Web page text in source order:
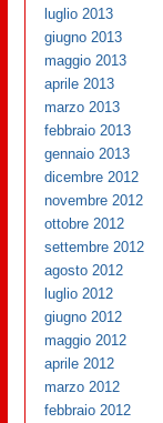
luglio 2013
giugno 2013
maggio 2013
aprile 2013
marzo 2013
febbraio 2013
gennaio 2013
dicembre 2012
novembre 2012
ottobre 2012
settembre 2012
agosto 2012
luglio 2012
giugno 2012
maggio 2012
aprile 2012
marzo 2012
febbraio 2012